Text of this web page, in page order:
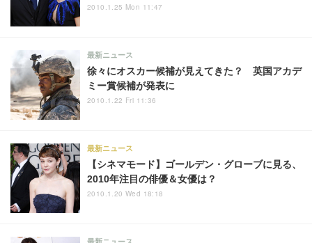
2010.1.25 Mon 11:47
徐々にオスカー候補が見えてきた？ 英国アカデ
ミー賞候補が発表に
最新ニュース
2010.1.22 Fri 11:36
【シネマモード】ゴールデン・グローブに見る、
2010年注目の俳優＆女優は？
最新ニュース
2010.1.20 Wed 18:18